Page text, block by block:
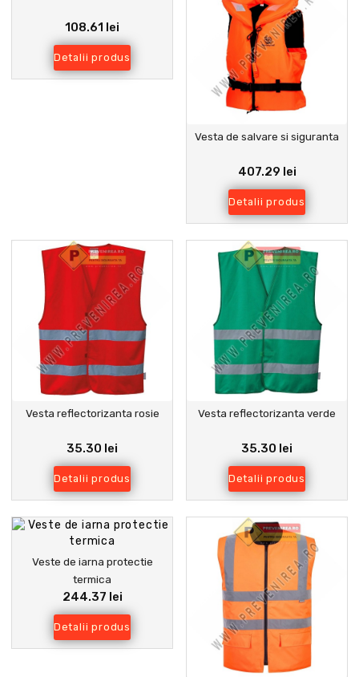
108.61 lei
Detalii produs
Vesta de salvare si siguranta
407.29 lei
Detalii produs
Vesta reflectorizanta rosie
35.30 lei
Detalii produs
Vesta reflectorizanta verde
35.30 lei
Detalii produs
Veste de iarna protectie
termica
244.37 lei
Detalii produs